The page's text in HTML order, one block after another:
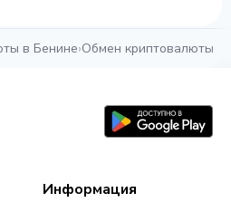
в Бенине›Обмен криптовалюты в
Информация